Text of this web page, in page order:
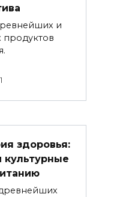
и
продуктов
1
здоровья:
культурные